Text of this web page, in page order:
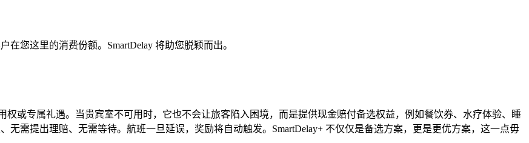
您这里的消费份额。SmartDelay 将助您脱颖而出。
权或专属礼遇。当贵宾室不可用时，它也不会让旅客陷入困境，而是提供现金赔付备选权益，例如餐饮券、水疗体验、睡
无需提出理赔、无需等待。航班一旦延误，奖励将自动触发。SmartDelay+ 不仅仅是备选方案，更是更优方案，这一点毋